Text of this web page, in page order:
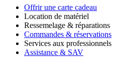
Offrir une carte cadeau
Location de matériel
Ressemelage & réparations
Commandes & réservations
Services aux professionnels
Assistance & SAV